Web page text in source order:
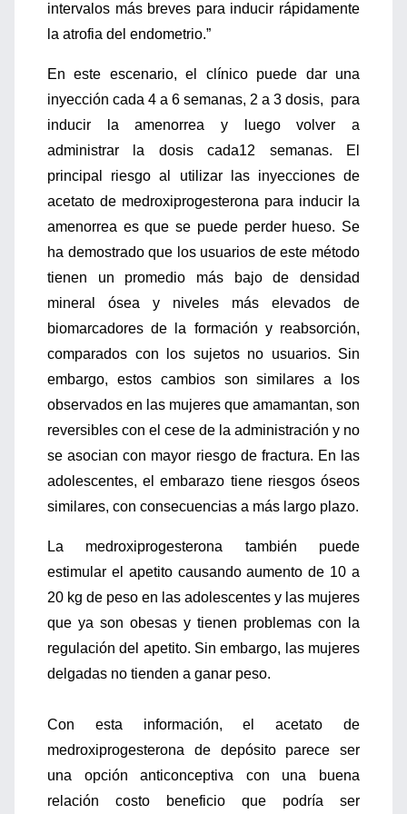
intervalos más breves para inducir rápidamente
la atrofia del endometrio.”
En este escenario, el clínico puede dar una
inyección cada 4 a 6 semanas, 2 a 3 dosis, para
inducir la amenorrea y luego volver a
administrar la dosis cada12 semanas. El
principal riesgo al utilizar las inyecciones de
acetato de medroxiprogesterona para inducir la
amenorrea es que se puede perder hueso. Se
ha demostrado que los usuarios de este método
tienen un promedio más bajo de densidad
mineral ósea y niveles más elevados de
biomarcadores de la formación y reabsorción,
comparados con los sujetos no usuarios. Sin
embargo, estos cambios son similares a los
observados en las mujeres que amamantan, son
reversibles con el cese de la administración y no
se asocian con mayor riesgo de fractura. En las
adolescentes, el embarazo tiene riesgos óseos
similares, con consecuencias a más largo plazo.
La medroxiprogesterona también puede
estimular el apetito causando aumento de 10 a
20 kg de peso en las adolescentes y las mujeres
que ya son obesas y tienen problemas con la
regulación del apetito. Sin embargo, las mujeres
delgadas no tienden a ganar peso.
Con esta información, el acetato de
medroxiprogesterona de depósito parece ser
una opción anticonceptiva con una buena
relación costo beneficio que podría ser